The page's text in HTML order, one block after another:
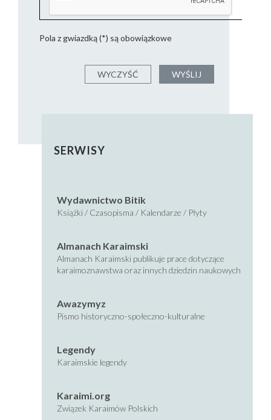
Pola z gwiazdką (*) są obowiązkowe
SERWISY
Wydawnictwo Bitik
Książki / Czasopisma / Kalendarze / Płyty
Almanach Karaimski
Almanach Karaimski publikuje prace dotyczące
karaimoznawstwa oraz innych dziedzin naukowych
Awazymyz
Pismo historyczno-społeczno-kulturalne
Legendy
Karaimskie legendy
Karaimi.org
Związek Karaimów Polskich